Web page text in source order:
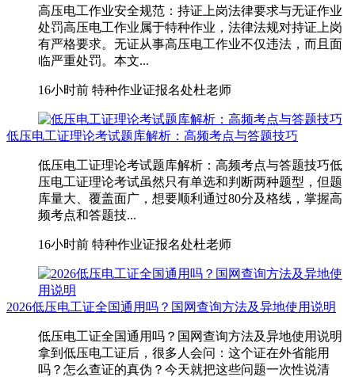
高压电工作业安全规范：持证上岗法律要求与无证作业
处罚高压电工作业属于特种作业，法律法规对持证上岗
有严格要求。无证从事高压电工作业不仅违法，而且面
临严重处罚。本文...
16小时前 特种作业证报名处杜老师
低压电工证理论考试题库解析：高频考点与答题技巧
低压电工证理论考试题库解析：高频考点与答题技巧低
压电工证理论考试虽然只有单选和判断两种题型，但题
库量大、覆盖面广，想要顺利通过80分及格线，掌握高
频考点和答题技...
16小时前 特种作业证报名处杜老师
2026低压电工证全国通用吗？国网查询方法及异地使用说明
低压电工证全国通用吗？国网查询方法及异地使用说明
拿到低压电工证后，很多人会问：这个证在外省能用
吗？怎么查证的真伪？今天就把这些问题一次性说清